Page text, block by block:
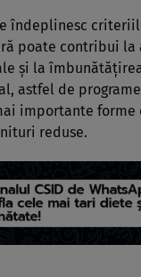
îndeplinesc
poate contribui la
și la
astfel de
importante forme
reduse.